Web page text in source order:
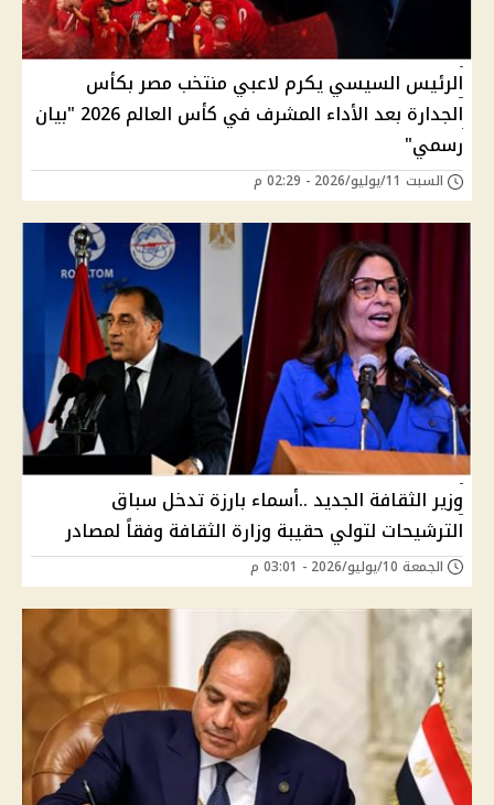
الرئيس السيسي يكرم لاعبي منتخب مصر بكأس
الجدارة بعد الأداء المشرف في كأس العالم 2026 "بيان
رسمي"
السبت 11/يوليو/2026 - 02:29 م
وزير الثقافة الجديد ..أسماء بارزة تدخل سباق
الترشيحات لتولي حقيبة وزارة الثقافة وفقاً لمصادر
الجمعة 10/يوليو/2026 - 03:01 م